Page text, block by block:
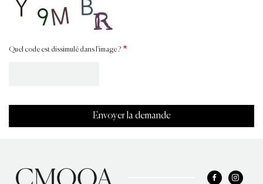
Quel code est dissimulé dans l'image ?